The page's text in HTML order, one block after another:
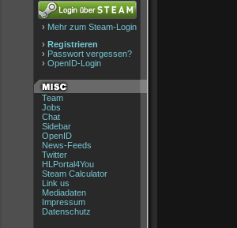
› Mehr zum Steam-Login
› Registrieren
› Passwort vergessen?
› OpenID-Login
Team
Jobs
Chat
Sidebar
OpenID
News-Feeds
Twitter
HLPortal4You
Steam Calculator
Link us
Mediadaten
Impressum
Datenschutz